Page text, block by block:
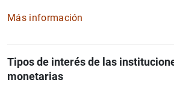
Más información
Tipos de interés de las
monetarias